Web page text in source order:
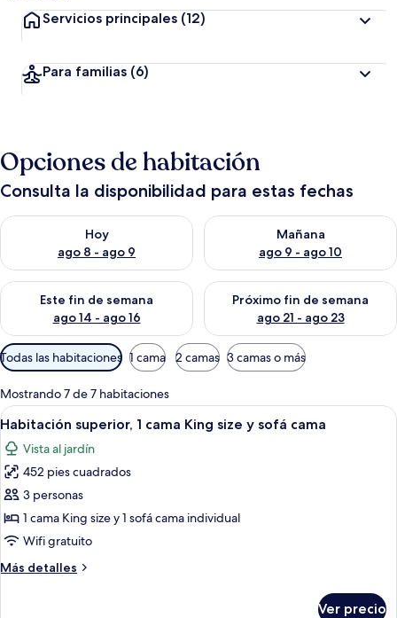
Servicios principales (12)
Para familias (6)
Opciones de habitación
Consulta la disponibilidad para estas fechas
Hoy
ago 8 - ago 9
Consulta la disponibilidad para hoy ago 8 - ago 9
Mañana
ago 9 - ago 10
Consulta la disponibilidad
Este fin de semana
ago 14 - ago 16
Consulta la disponibilidad para este fin de semana ago 14 -
Próximo fin de semana
ago 21 - ago 23
Consulta la disponibilidad
Filtros
disponibles
para
las
habitaciones
Todas las habitaciones 1 cama 2 camas 3 camas o más
Mostrando 7 de 7 habitaciones
Abrir
todas
las
fotos
de
Habitación
superior,
cama
Habitación de hotel con cama,
6
Habitación superior, 1 cama King size y sofá cama
Vista al jardín
452 pies cuadrados
3 personas
1 cama King size y 1 sofá cama individual
Wifi gratuito
Más detalles
Más
Ver precio